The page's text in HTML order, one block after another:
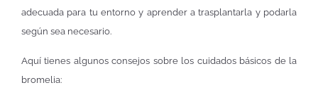
adecuada para tu entorno y aprender a trasplantarla y podarla
según sea necesario.
Aquí tienes algunos consejos sobre los cuidados básicos de la
bromelia: